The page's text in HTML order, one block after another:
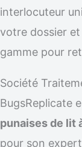
interlocuteur
votre dossier et
gamme pour
Société
BugsReplicate
punaises de lit
pour son